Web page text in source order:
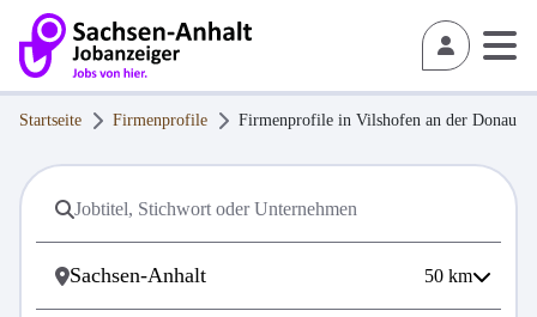
Startseite Firmenprofile Firmenprofile in Vilshofen an der Donau
50 km